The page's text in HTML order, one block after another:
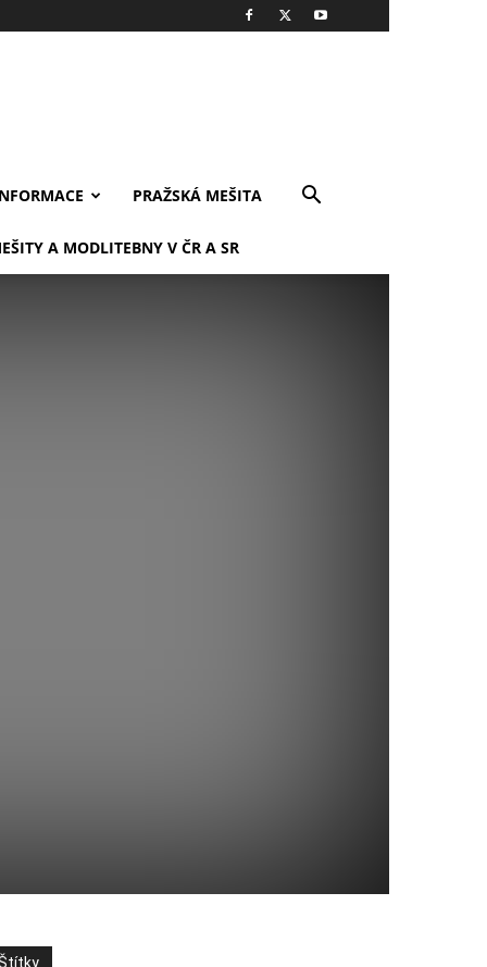
PRAŽSKÁ MEŠITA
A MODLITEBNY V ČR A SR